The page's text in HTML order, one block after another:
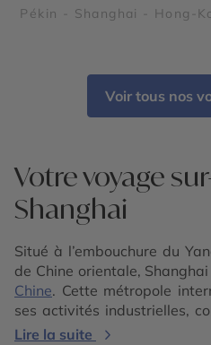
Pékin - Shanghai - Hong-
Voir tous nos
Votre voyage
Shanghai
Situé à l’embouchure du
de Chine orientale,
Chine. Cette métropole
ses activités industrielles,
les facilités des
Lire la suite